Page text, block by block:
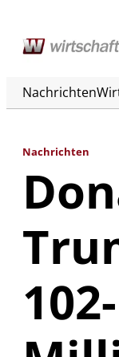
Nachrichten
Nachrichten
102-